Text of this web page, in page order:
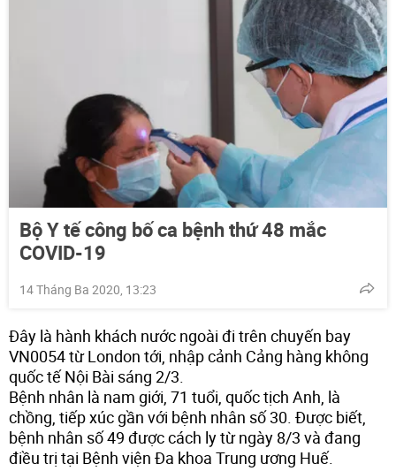
Bộ Y tế công bố ca bệnh thứ 48 mắc
COVID-19
14 Tháng Ba 2020, 13:23
Đây là hành khách nước ngoài đi trên chuyến bay
VN0054 từ London tới, nhập cảnh Cảng hàng không
quốc tế Nội Bài sáng 2/3.
Bệnh nhân là nam giới, 71 tuổi, quốc tịch Anh, là
chồng, tiếp xúc gần với bệnh nhân số 30. Được biết,
bệnh nhân số 49 được cách ly từ ngày 8/3 và đang
điều trị tại Bệnh viện Đa khoa Trung ương Huế.